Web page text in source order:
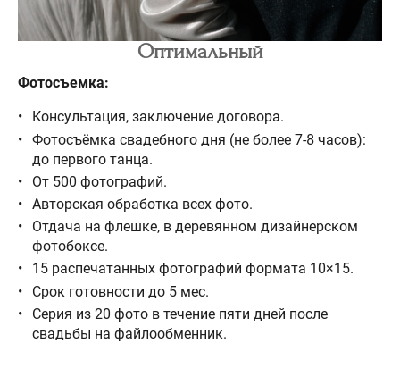
Оптимальный
Фотосъемка:
Консультация, заключение договора.
Фотосъёмка свадебного дня (не более 7-8 часов):
до первого танца.
От 500 фотографий.
Авторская обработка всех фото.
Отдача на флешке, в деревянном дизайнерском
фотобоксе.
15 распечатанных фотографий формата 10×15.
Срок готовности до 5 мес.
Серия из 20 фото в течение пяти дней после
свадьбы на файлообменник.